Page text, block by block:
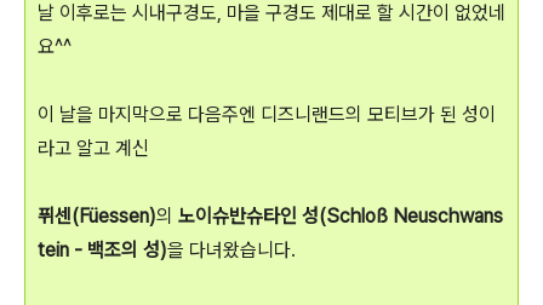
날 이후로는 시내구경도, 마을 구경도 제대로 할 시간이 없었네
요^^
이 날을 마지막으로 다음주엔 디즈니랜드의 모티브가 된 성이
라고 알고 계신
퓌센(Füessen)의 노이슈반슈타인 성(Schloß Neuschwans
tein - 백조의 성)을 다녀왔습니다.